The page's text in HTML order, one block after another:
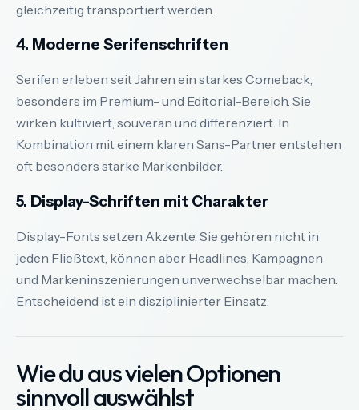
gleichzeitig transportiert werden.
4. Moderne Serifenschriften
Serifen erleben seit Jahren ein starkes Comeback,
besonders im Premium- und Editorial-Bereich. Sie
wirken kultiviert, souverän und differenziert. In
Kombination mit einem klaren Sans-Partner entstehen
oft besonders starke Markenbilder.
5. Display-Schriften mit Charakter
Display-Fonts setzen Akzente. Sie gehören nicht in
jeden Fließtext, können aber Headlines, Kampagnen
und Markeninszenierungen unverwechselbar machen.
Entscheidend ist ein disziplinierter Einsatz.
Wie du aus vielen Optionen
sinnvoll auswählst